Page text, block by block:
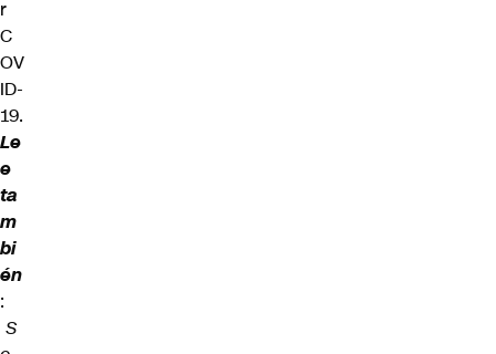
r
C
OV
ID-
19.
Le
e
ta
m
bi
én
:
S